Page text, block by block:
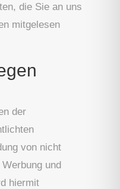
die Sie an uns
mitgelesen
der
von nicht
und
hiermit